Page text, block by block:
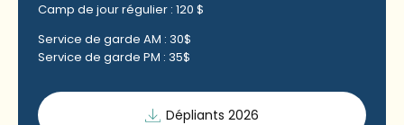
Camp de jour régulier : 120 $
Service de garde AM : 30$
Service de garde PM : 35$
Dépliants 2026